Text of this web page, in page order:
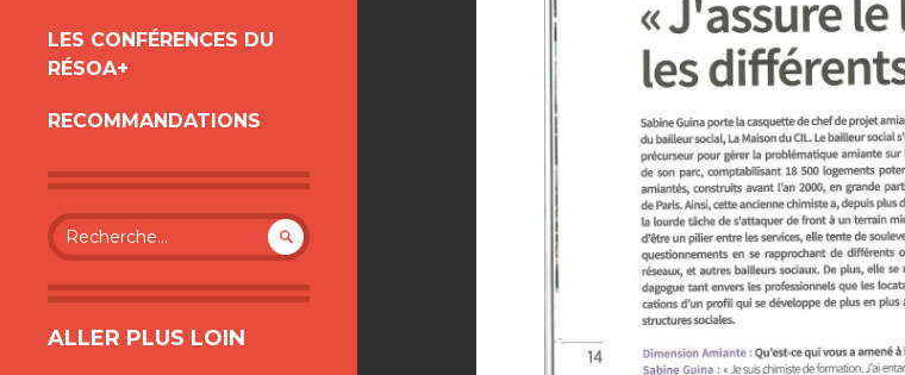
LES CONFÉRENCES DU
RÉSOA+
RECOMMANDATIONS
Rechercher :
ALLER PLUS LOIN